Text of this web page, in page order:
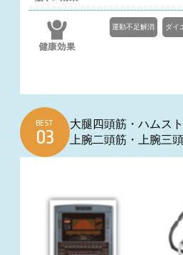
運動不足解消 ダイ
BEST
大腿四頭筋・ハムス
上腕二頭筋・上腕三